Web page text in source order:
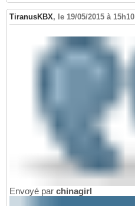
TiranusKBX, le 19/05/2015 à 15h10
Envoyé par chinagirl